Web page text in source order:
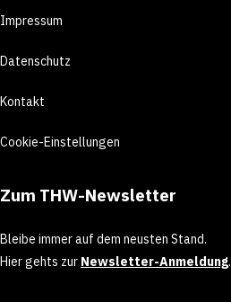
Impressum
Datenschutz
Kontakt
Cookie-Einstellungen
Zum THW-Newsletter
Bleibe immer auf dem neusten Stand.
Hier gehts zur Newsletter-Anmeldung.